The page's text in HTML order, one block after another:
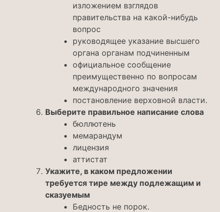
изложением взглядов
правительства на какой-нибудь
вопрос
руководящее указание высшего
органа органам подчиненным
официальное сообщение
преимущественно по вопросам
международного значения
постановление верховной власти.
Выберите правильное написание слова
бюллютень
мемарандум
лицензия
аттистат
Укажите, в каком предложении
требуется тире между подлежащим и
сказуемым
Бедность не порок.